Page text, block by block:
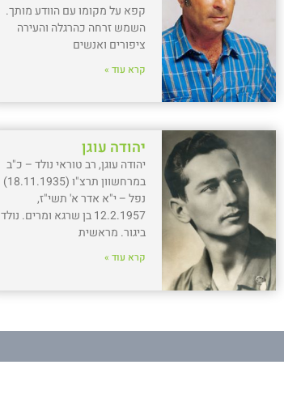
קפא על מקומו עם הוודע מותך.
השמש זרחה כהרגלה והעירה
ציפורים ואנשים
קרא עוד »
יהודה עוגן
יהודה עוגן, רב טוראי נולד – כ"ב
במרחשוון תרצ"ו (18.11.1935)
נפל – י"א אדר א' תשי"ז,
12.2.1957 בן שרגא ומרים. נולד
ביגור. מראשית
קרא עוד »